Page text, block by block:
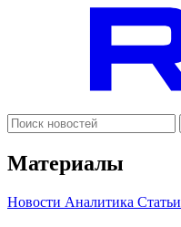
Материалы
Новости Аналитика Статьи